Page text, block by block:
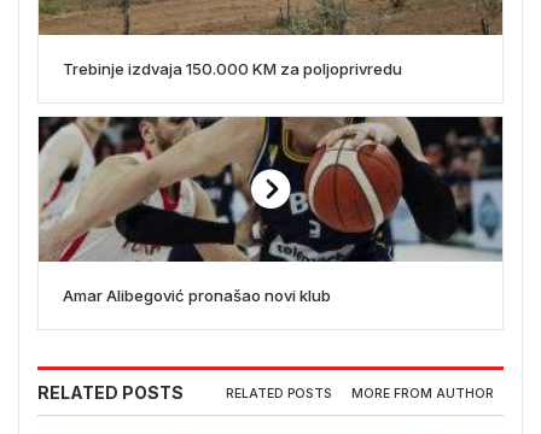
Trebinje izdvaja 150.000 KM za poljoprivredu
Amar Alibegović pronašao novi klub
RELATED POSTS RELATED POSTS MORE FROM AUTHOR